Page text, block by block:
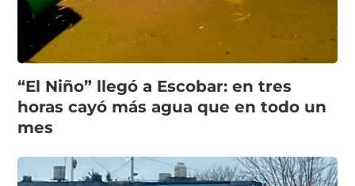
“El Niño” llegó a Escobar: en tres
horas cayó más agua que en todo un
mes